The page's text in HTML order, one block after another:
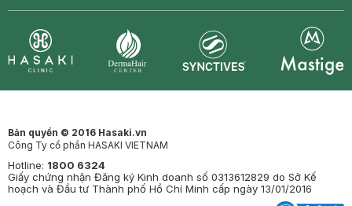
Bản quyền © 2016 Hasaki.vn
Công Ty cổ phần HASAKI VIETNAM
Hotline: 1800 6324
Giấy chứng nhận Đăng ký Kinh doanh số 0313612829 do Sở Kế
hoạch và Đầu tư Thành phố Hồ Chí Minh cấp ngày 13/01/2016